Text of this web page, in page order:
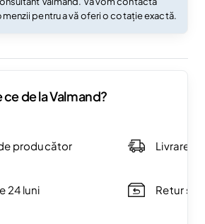
pentru a vă oferi o cotație exactă.
ce de la Valmand?
producător
24 luni
Livrare
Retur